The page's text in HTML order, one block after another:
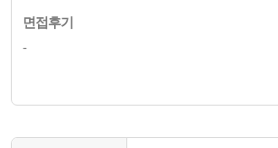
면접후기
-